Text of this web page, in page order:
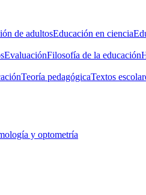
de adultosEducación en ciencia
EvaluaciónFilosofía de la educación
Teoría pedagógicaTextos
y optometría